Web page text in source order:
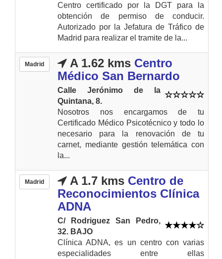
Centro certificado por la DGT para la
obtención de permiso de conducir.
Autorizado por la Jefatura de Tráfico de
Madrid para realizar el tramite de la...
Madrid A 1.62 kms Centro
Médico San Bernardo
Calle Jerónimo de la
Quintana, 8.
Nosotros nos encargamos de tu
Certificado Médico Psicotécnico y todo lo
necesario para la renovación de tu
carnet, mediante gestión telemática con
la...
Madrid A 1.7 kms Centro de
Reconocimientos Clínica
ADNA
C/ Rodriguez San Pedro,
32. BAJO
Clínica ADNA, es un centro con varias
especialidades entre ellas